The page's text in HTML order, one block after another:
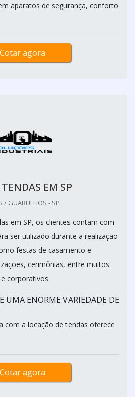
aparatos de segurança, conforto
Cotar agora
EM SP
/ GUARULHOS - SP
em SP, os clientes contam com
ser utilizado durante a realização
festas de casamento e
cerimônias, entre muitos
corporativos.
UMA ENORME VARIEDADE DE
com a locação de tendas oferece
Cotar agora